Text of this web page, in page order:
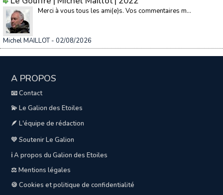
Merci à vous tous les ami(e)s. Vos commentaires m...
Michel MAILLOT- 02/08/2026
A PROPOS
📧 Contact
💫 Le Galion des Etoiles
🪶 L'équipe de rédaction
💛 Soutenir Le Galion
ℹ️ A propos du Galion des Etoiles
⚖️ Mentions légales
🍪 Cookies et politique de confidentialité